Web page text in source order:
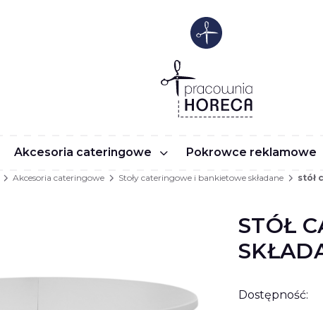
Akcesoria cateringowe Pokrowce reklamowe
Akcesoria cateringowe Stoły cateringowe i bankietowe składane stół
STÓŁ
Dostępność: